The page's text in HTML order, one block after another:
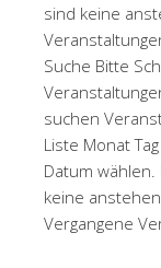
sind keine
Suche Bitte
suchen
Liste Monat
Datum
keine
Vergangene